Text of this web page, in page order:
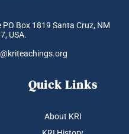
Box 1819 Santa Cruz, NM
USA.
Quick Links
About KRI